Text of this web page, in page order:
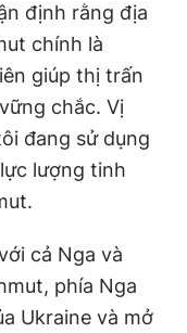
định rằng địa
chính là
giúp thị trấn
chắc. Vị
đang sử dụng
lượng tinh
cả Nga và
phía Nga
Ukraine và mở